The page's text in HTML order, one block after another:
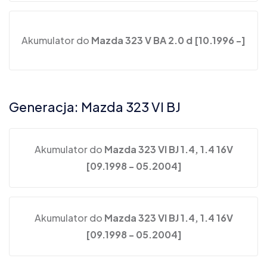
Akumulator do Mazda 323 V BA 2.0 d [10.1996 -]
Generacja: Mazda 323 VI BJ
Akumulator do Mazda 323 VI BJ 1.4, 1.4 16V
[09.1998 - 05.2004]
Akumulator do Mazda 323 VI BJ 1.4, 1.4 16V
[09.1998 - 05.2004]